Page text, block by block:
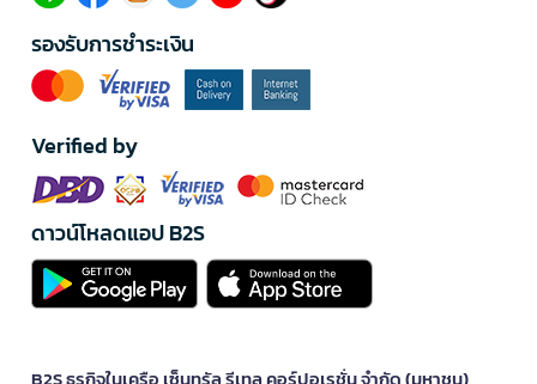
รองรับการชำระเงิน
Verified by
ดาวน์โหลดแอป B2S
B2S ธุรกิจในเครือ เซ็นทรัล รีเทล คอร์ปอเรชั่น จำกัด (มหาชน)